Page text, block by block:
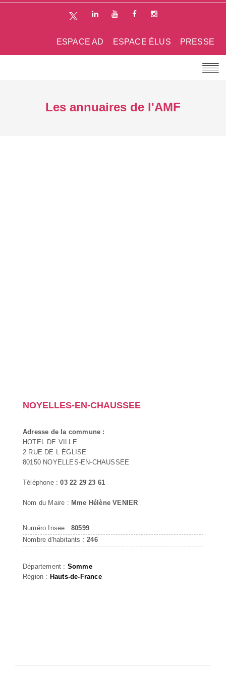
PRESSE
ESPACE ÉLUS
ESPACE AD
Les annuaires de l'AMF
NOYELLES-EN-CHAUSSEE
Adresse de la commune :
HOTEL DE VILLE
2 RUE DE L ÉGLISE
80150 NOYELLES-EN-CHAUSSEE
Téléphone :03 22 29 23 61
Nom du Maire : Mme Hélène VENIER
Numéro Insee : 80599
Nombre d'habitants :246
Département : Somme
Région : Hauts-de-France